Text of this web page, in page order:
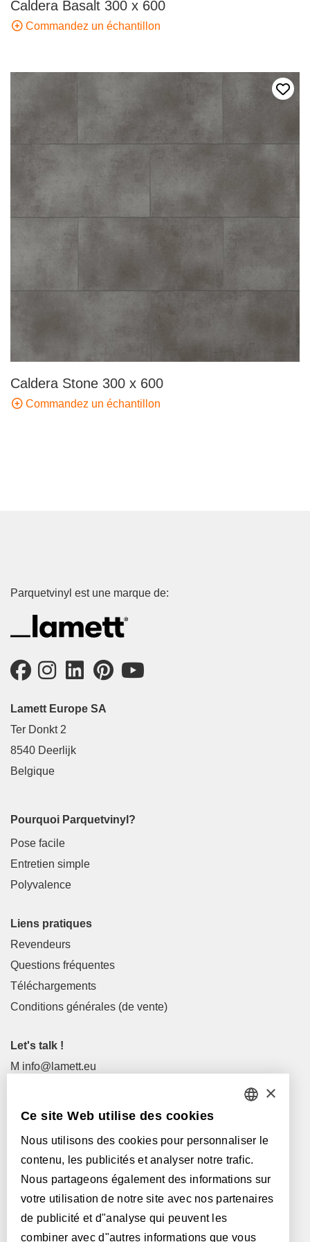
Caldera Basalt 300 x 600
Commandez un échantillon
Caldera Stone 300 x 600
Commandez un échantillon
Parquetvinyl est une marque de:
Lamett Europe SA
Ter Donkt 2
8540 Deerlijk
Belgique
Pourquoi Parquetvinyl?
Pose facile
Entretien simple
Polyvalence
Liens pratiques
Revendeurs
Questions fréquentes
Téléchargements
Conditions générales (de vente)
Let's talk !
M info@lamett.eu
Visitez-nous !
Revendeurs
Avec le soutien de: ENGLISH
GERMAN
×
Ce site Web utilise des cookies
Nous utilisons des cookies pour personnaliser le
contenu, les publicités et analyser notre trafic.
Nous partageons également des informations sur
votre utilisation de notre site avec nos partenaires
de publicité et d"analyse qui peuvent les
combiner avec d"autres informations que vous